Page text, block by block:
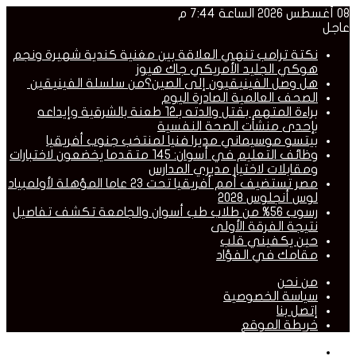
08 أغسطس 2026 الساعة 7:44 م
عاجل
نكتة ترامب تنهي العلاقة بين مغنية كندية شهيرة ونجم
هوكي الجليد الأمريكي جاك هيوز
هل وصل الفينيقيون إلى الصين؟من سلسلة الفينيقين
الصحف العالمية الصادرة اليوم
براءة المتهم بقتل والدته بـ12 طعنة بالشرقية وإيداعه
بإحدى منشأت الصحة النفسية
بيتسو موسيماني مديرا فنيا لمنتخب جنوب أفريقيا
وظائف التعليم في أسوان: 145 متقدما يخضعون لاختبارات
ومقابلات لاختيار مديري المدارس
مصر تستضيف أمم أفريقيا تحت 23 عاما المؤهلة لأولمبياد
لوس أنجلوس 2028
رسوب 56% من طلاب طب أسوان والجامعة تكشف تفاصيل
نتيجة الفرقة الأولى
حين يكفيني قلب
مقامك في الفؤاد
من نحن
سياسة الخصوصية
إتصل بنا
خريطة الموقع